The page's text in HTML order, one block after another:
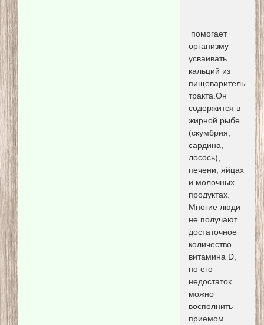
помогает
организму
усваивать
кальций из
пищеварительного
тракта.Он
содержится в
жирной рыбе
(скумбрия,
сардина,
лосось),
печени, яйцах
и молочных
продуктах.
Многие люди
не получают
достаточное
количество
витамина D,
но его
недостаток
можно
восполнить
приемом